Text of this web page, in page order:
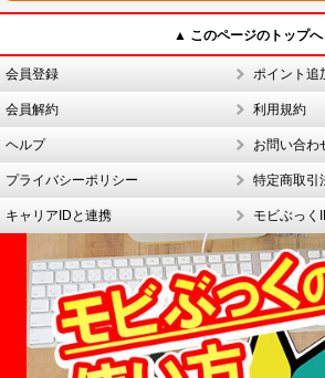
▲ このページのトップへ
会員登録 ポイント追
会員解約 利用規約
ヘルプ お問い合わ
プライバシーポリシー 特定商取引
キャリアIDと連携 モビぶっく